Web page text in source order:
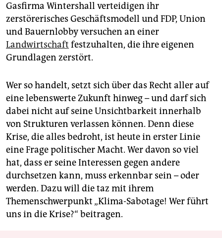
Gasfirma Wintershall verteidigen ihr
zerstörerisches Geschäftsmodell und FDP, Union
und Bauernlobby versuchen an einer
Landwirtschaft festzuhalten, die ihre eigenen
Grundlagen zerstört.
Wer so handelt, setzt sich über das Recht aller auf
eine lebenswerte Zukunft hinweg – und darf sich
dabei nicht auf seine Unsichtbarkeit innerhalb
von Strukturen verlassen können. Denn diese
Krise, die alles bedroht, ist heute in erster Linie
eine Frage politischer Macht. Wer davon so viel
hat, dass er seine Interessen gegen andere
durchsetzen kann, muss erkennbar sein – oder
werden. Dazu will die taz mit ihrem
Themenschwerpunkt „Klima-Sabotage! Wer führt
uns in die Krise?“ beitragen.